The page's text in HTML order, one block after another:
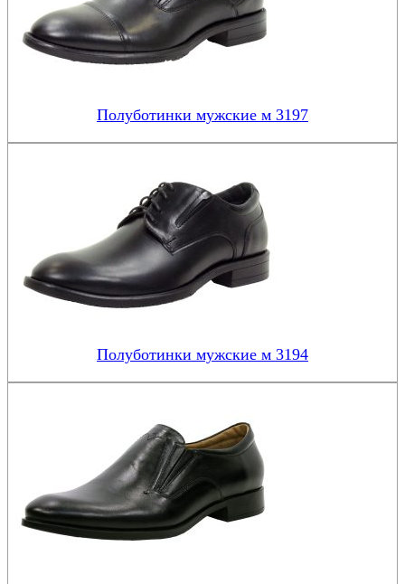
Полуботинки мужские м 3197
Полуботинки мужские м 3194